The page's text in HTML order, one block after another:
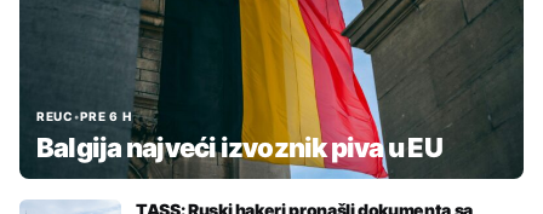
REUC•PRE 6 H
Balgija najveći izvoznik piva u EU